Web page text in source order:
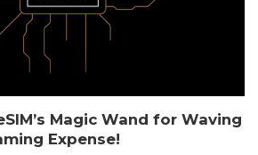
Magic Wand for Waving
Expense!